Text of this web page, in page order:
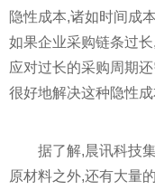
隐性成本,诸如时间成
如果企业采购链条过
应对过长的采购周期
很好地解决这种隐性
据了解,晨讯科技
原材料之外,还有大量